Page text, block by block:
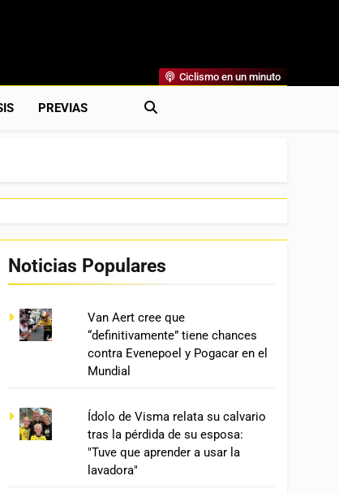
Previas Y Más. La Web Ciclista De Referencia.
Ciclismo en un minuto
PREVIAS
Noticias Populares
Van Aert cree que
“definitivamente” tiene chances
contra Evenepoel y Pogacar en el
Mundial
Ídolo de Visma relata su calvario
tras la pérdida de su esposa:
"Tuve que aprender a usar la
lavadora"